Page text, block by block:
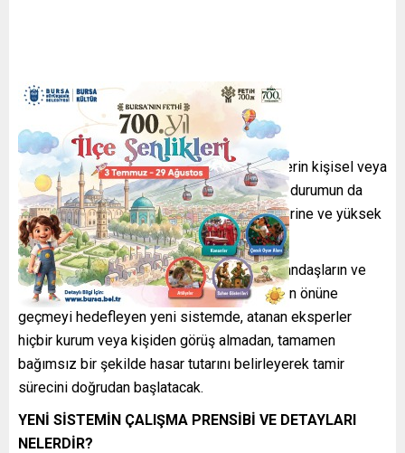
Sektör uzmanları, mevcut işleyişte eksperlerin kişisel veya
göreceli değerlendirmeler yapabildiğini, bu durumun da
hatalı hesaplamalara, uzayan dosya süreçlerine ve yüksek
komisyon taleplerine yol açtığını belirtiyor.
Kanal D Haber’de yer alan habere göre, vatandaşların ve
sigorta şirketlerinin yaşadığı mağduriyetlerin önüne
geçmeyi hedefleyen yeni sistemde, atanan eksperler
hiçbir kurum veya kişiden görüş almadan, tamamen
bağımsız bir şekilde hasar tutarını belirleyerek tamir
sürecini doğrudan başlatacak.
YENİ SİSTEMİN ÇALIŞMA PRENSİBİ VE DETAYLARI
NELERDİR?